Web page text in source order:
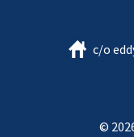
c/o
©